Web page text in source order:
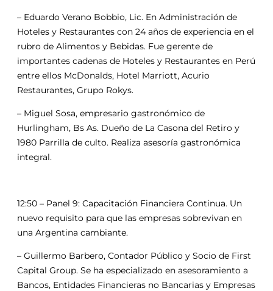
– Eduardo Verano Bobbio, Lic. En Administración de
Hoteles y Restaurantes con 24 años de experiencia en el
rubro de Alimentos y Bebidas. Fue gerente de
importantes cadenas de Hoteles y Restaurantes en Perú
entre ellos McDonalds, Hotel Marriott, Acurio
Restaurantes, Grupo Rokys.
– Miguel Sosa, empresario gastronómico de
Hurlingham, Bs As. Dueño de La Casona del Retiro y
1980 Parrilla de culto. Realiza asesoría gastronómica
integral.
12:50 – Panel 9: Capacitación Financiera Continua. Un
nuevo requisito para que las empresas sobrevivan en
una Argentina cambiante.
– Guillermo Barbero, Contador Público y Socio de First
Capital Group. Se ha especializado en asesoramiento a
Bancos, Entidades Financieras no Bancarias y Empresas